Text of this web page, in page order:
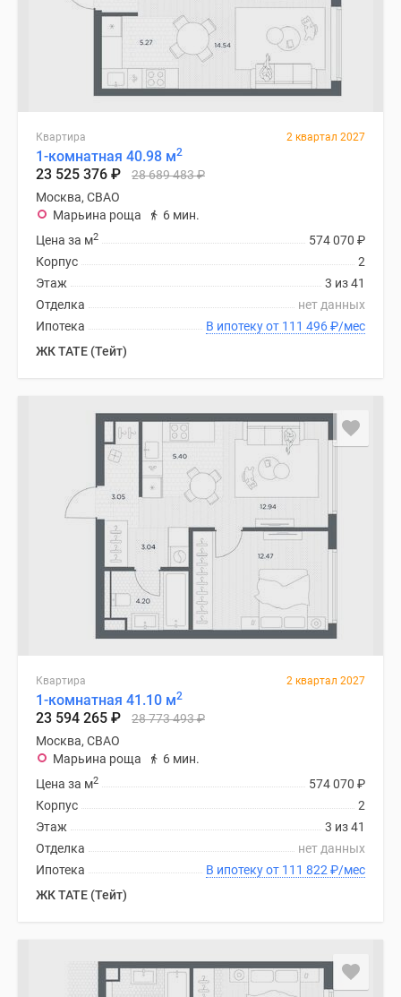
Квартира 2 квартал 2027
1-комнатная 40.98 м2
23 525 376 ₽ 28 689 483₽
Москва, СВАО
Марьина роща
6 мин.
574 070 ₽
Цена за м2
2
Корпус
3 из 41
Этаж
нет данных
Отделка
В ипотеку от 111 496₽/мес
Ипотека
ЖК TATE (Тейт)
Квартира 2 квартал 2027
1-комнатная 41.10 м2
23 594 265 ₽ 28 773 493₽
Москва, СВАО
Марьина роща
6 мин.
574 070 ₽
Цена за м2
2
Корпус
3 из 41
Этаж
нет данных
Отделка
В ипотеку от 111 822 ₽/мес
Ипотека
ЖК TATE (Тейт)